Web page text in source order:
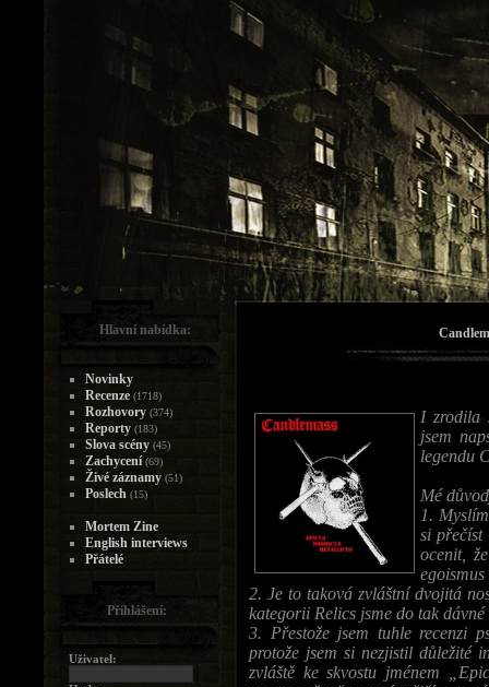
I zrodila
jsem
legendu
Mé
1.
si přečíst
ocenit,
2. Je to taková zvláštní dvojitá
kategorii Relics jsme do tak
3. Přestože jsem tuhle recenzi
protože jsem si nezjistil důležité
zvláště ke skvostu jménem
Hlavní nabídka:
Novinky
Recenze (1718)
Rozhovory (374)
Reporty (183)
Slova scény (45)
Zachycení (69)
Živé záznamy (51)
Poslech (15)
Mortem Zine
English interviews
Přátelé
Přihlášení:
Uživatel: